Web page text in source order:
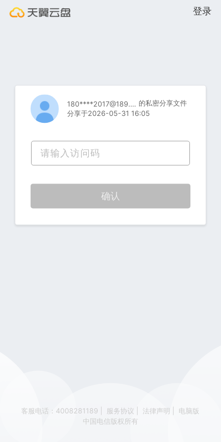
登录
180****2017@189.cn 的私密分享文件
分享于2026-05-31 16:05
确认
客服电话：4008281189 服务协议 法律声明
电脑版
中国电信版权所有